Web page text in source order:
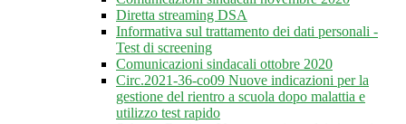
Diretta streaming DSA
Informativa sul trattamento dei dati personali -
Test di screening
Comunicazioni sindacali ottobre 2020
Circ.2021-36-co09 Nuove indicazioni per la
gestione del rientro a scuola dopo malattia e
utilizzo test rapido